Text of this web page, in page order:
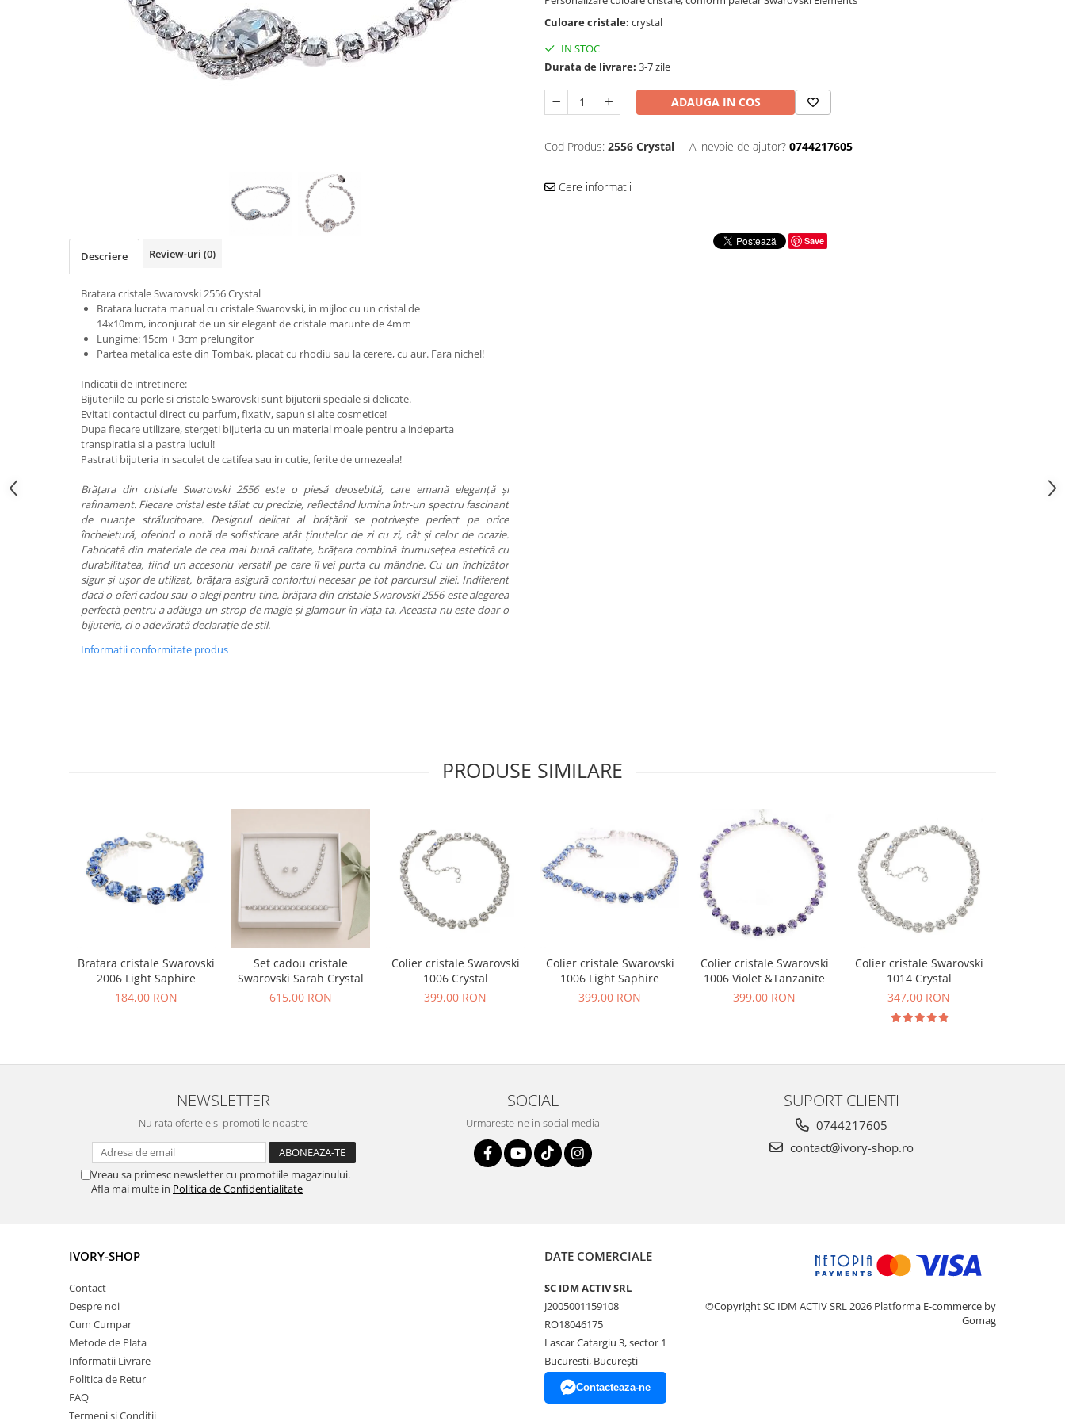
Culoare cristale: crystal
IN STOC
Durata de livrare: 3-7 zile
ADAUGA IN COS
Cod Produs: 2556 Crystal Ai nevoie de ajutor? 0744217605
Cere informatii
Save
Descriere Review-uri (0)
Bratara cristale Swarovski 2556 Crystal
Bratara lucrata manual cu cristale Swarovski, in mijloc cu un cristal de
14x10mm, inconjurat de un sir elegant de cristale marunte de 4mm
Lungime: 15cm + 3cm prelungitor
Partea metalica este din Tombak, placat cu rhodiu sau la cerere, cu aur. Fara nichel!
Indicatii de intretinere:
Bijuteriile cu perle si cristale Swarovski sunt bijuterii speciale si delicate.
Evitati contactul direct cu parfum, fixativ, sapun si alte cosmetice!
Dupa fiecare utilizare, stergeti bijuteria cu un material moale pentru a indeparta
transpiratia si a pastra luciul!
Pastrati bijuteria in saculet de catifea sau in cutie, ferite de umezeala!
Brățara din cristale Swarovski 2556 este o piesă deosebită, care emană eleganță și
rafinament. Fiecare cristal este tăiat cu precizie, reflectând lumina într-un spectru fascinant
de nuanțe strălucitoare. Designul delicat al brățării se potrivește perfect pe orice
încheietură, oferind o notă de sofisticare atât ținutelor de zi cu zi, cât și celor de ocazie.
Fabricată din materiale de cea mai bună calitate, brățara combină frumusețea estetică cu
durabilitatea, fiind un accesoriu versatil pe care îl vei purta cu mândrie. Cu un închizător
sigur și ușor de utilizat, brățara asigură confortul necesar pe tot parcursul zilei. Indiferent
dacă o oferi cadou sau o alegi pentru tine, brățara din cristale Swarovski 2556 este alegerea
perfectă pentru a adăuga un strop de magie și glamour în viața ta. Aceasta nu este doar o
bijuterie, ci o adevărată declarație de stil.
Informatii conformitate produs
PRODUSE SIMILARE
Bratara cristale Swarovski
2006 Light Saphire
184,00 RON
Set cadou cristale
Swarovski Sarah Crystal
615,00 RON
Colier cristale Swarovski
1006 Crystal
399,00 RON
Colier cristale Swarovski
1006 Light Saphire
399,00 RON
Colier cristale Swarovski
1006 Violet &Tanzanite
399,00 RON
Colier cristale Swarovski
1014 Crystal
347,00 RON
NEWSLETTER
Nu rata ofertele si promotiile noastre
Vreau sa primesc newsletter cu promotiile magazinului.
Afla mai multe in Politica de Confidentialitate
SOCIAL
Urmareste-ne in social media
SUPORT CLIENTI
0744217605
contact@ivory-shop.ro
IVORY-SHOP
Contact
Despre noi
Cum Cumpar
Metode de Plata
Informatii Livrare
Politica de Retur
FAQ
Termeni si Conditii
DATE COMERCIALE
SC IDM ACTIV SRL
J2005001159108
RO18046175
Lascar Catargiu 3, sector 1
Bucuresti, Bucureşti
Contacteaza-ne
©Copyright SC IDM ACTIV SRL 2026 Platforma E-commerce by
Gomag